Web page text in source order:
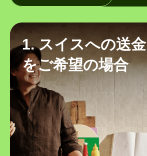
1. スイスへの送金
をご希望の場合